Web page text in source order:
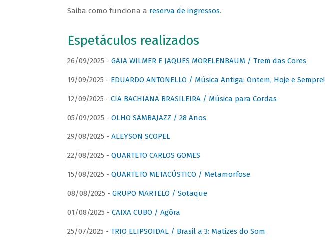
Saiba como funciona a reserva de ingressos.
Espetáculos realizados
26/09/2025 - GAIA WILMER E JAQUES MORELENBAUM / Trem das Cores
19/09/2025 - EDUARDO ANTONELLO / Música Antiga: Ontem, Hoje e Sempre!
12/09/2025 - CIA BACHIANA BRASILEIRA / Música para Cordas
05/09/2025 - OLHO SAMBAJAZZ / 28 Anos
29/08/2025 - ALEYSON SCOPEL
22/08/2025 - QUARTETO CARLOS GOMES
15/08/2025 - QUARTETO METACÚSTICO / Metamorfose
08/08/2025 - GRUPO MARTELO / Sotaque
01/08/2025 - CAIXA CUBO / Agôra
25/07/2025 - TRIO ELIPSOIDAL / Brasil a 3: Matizes do Som